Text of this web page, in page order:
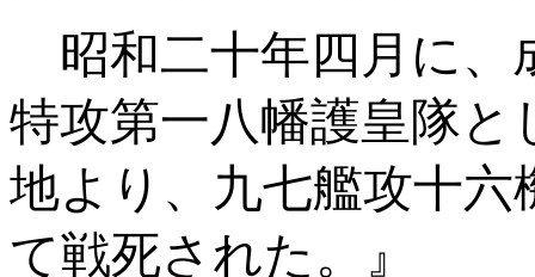
昭和二十年四月に、
特攻第一八幡護皇隊
地より、九七艦攻十
て戦死された。』